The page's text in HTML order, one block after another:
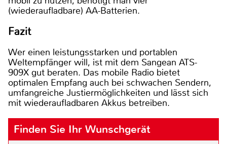
(wiederaufladbare) AA-Batterien.
Fazit
Wer einen leistungsstarken und portablen
Weltempfänger will, ist mit dem Sangean ATS-
909X gut beraten. Das mobile Radio bietet
optimalen Empfang auch bei schwachen Sendern,
umfangreiche Justiermöglichkeiten und lässt sich
mit wiederaufladbaren Akkus betreiben.
Finden Sie Ihr Wunschgerät